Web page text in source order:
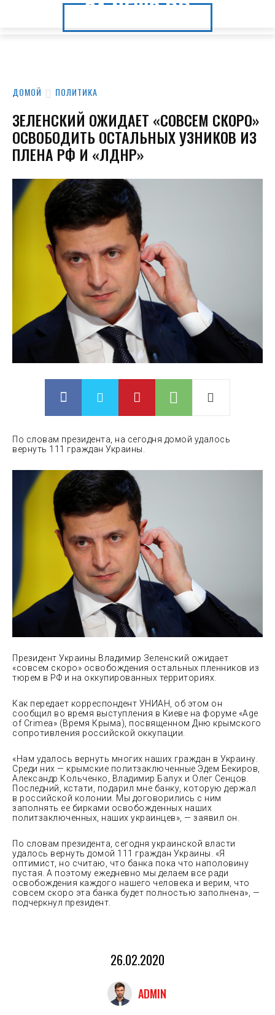
24.NEWS.DP
24.NEWS.DP
ДОМОЙ ПОЛИТИКА
ЗЕЛЕНСКИЙ ОЖИДАЕТ «СОВСЕМ СКОРО»
ОСВОБОДИТЬ ОСТАЛЬНЫХ УЗНИКОВ ИЗ
ПЛЕНА РФ И «ЛДНР»
По словам президента, на сегодня домой удалось
вернуть 111 граждан Украины.
Президент Украины Владимир Зеленский ожидает
«совсем скоро» освобождения остальных пленников из
тюрем в РФ и на оккупированных территориях.
Как передает корреспондент УНИАН, об этом он
сообщил во время выступления в Киеве на форуме «Age
of Crimea» (Время Крыма), посвященном Дню крымского
сопротивления российской оккупации.
«Нам удалось вернуть многих наших граждан в Украину.
Среди них — крымские политзаключенные Эдем Бекиров,
Александр Кольченко, Владимир Балух и Олег Сенцов.
Последний, кстати, подарил мне банку, которую держал
в российской колонии. Мы договорились с ним
заполнять ее бирками освобожденных наших
политзаключенных, наших украинцев», — заявил он.
По словам президента, сегодня украинской власти
удалось вернуть домой 111 граждан Украины. «Я
оптимист, но считаю, что банка пока что наполовину
пустая. А поэтому ежедневно мы делаем все ради
освобождения каждого нашего человека и верим, что
совсем скоро эта банка будет полностью заполнена», —
подчеркнул президент.
26.02.2020
ADMIN